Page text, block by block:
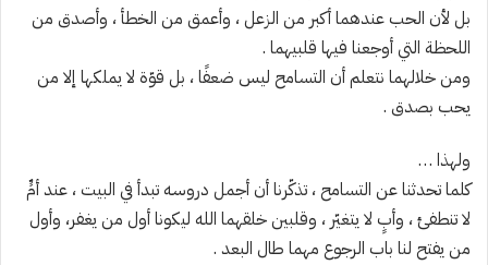
بل لأن الحب عندهما أكبر من الزعل ، وأعمق من الخطأ ، وأصدق من
اللحظة التي أوجعنا فيها قلبيهما .
ومن خلالهما نتعلم أن التسامح ليس ضعفًا ، بل قوّة لا يملكها إلا من
يحب بصدق .
ولهذا …
كلما تحدثنا عن التسامح ، تذكّرنا أن أجمل دروسه تبدأ في البيت ، عند أمٍّ
لا تنطفئ ، وأبٍ لا يتغيّر ، وقلبين خلقهما الله ليكونا أول من يغفر، وأول
من يفتح لنا باب الرجوع مهما طال البعد .